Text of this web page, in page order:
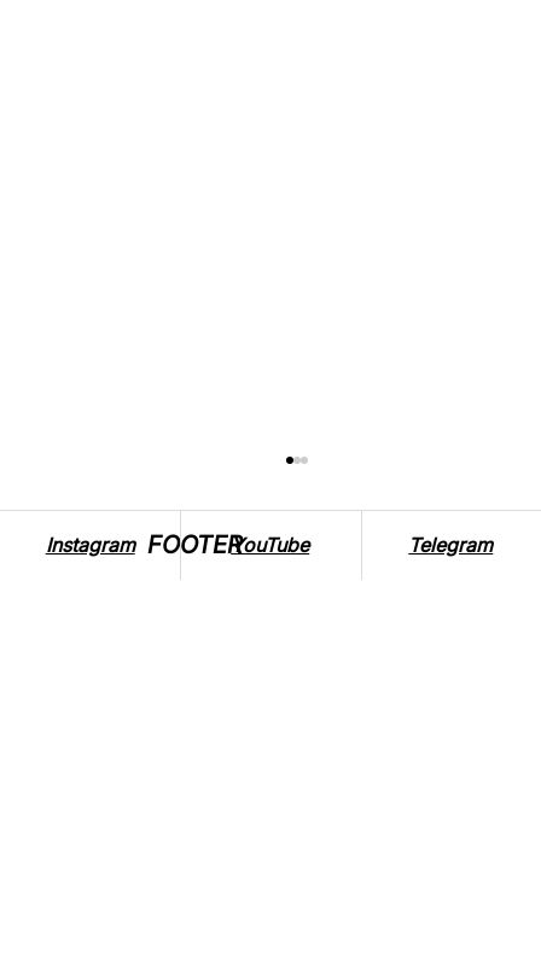
FOOTER
Instagram YouTube Telegram